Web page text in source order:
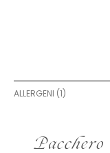
ALLERGENI (1)
Pacchero